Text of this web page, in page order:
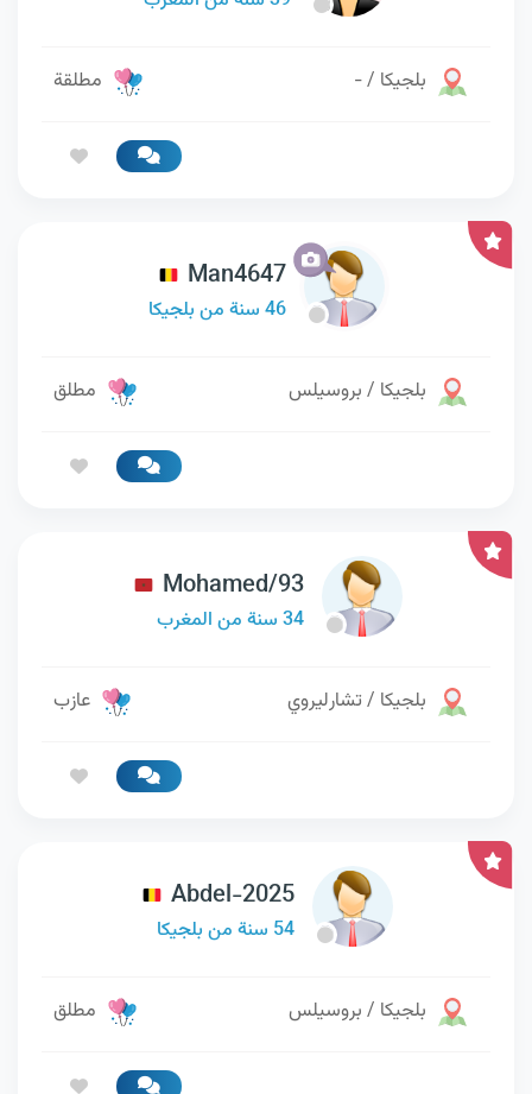
بلجيكا / - مطلقة
Man4647
46 سنة من بلجيكا
بلجيكا / بروسيلس مطلق
Mohamed/93
34 سنة من المغرب
بلجيكا / تشارليروي عازب
Abdel-2025
54 سنة من بلجيكا
بلجيكا / بروسيلس مطلق